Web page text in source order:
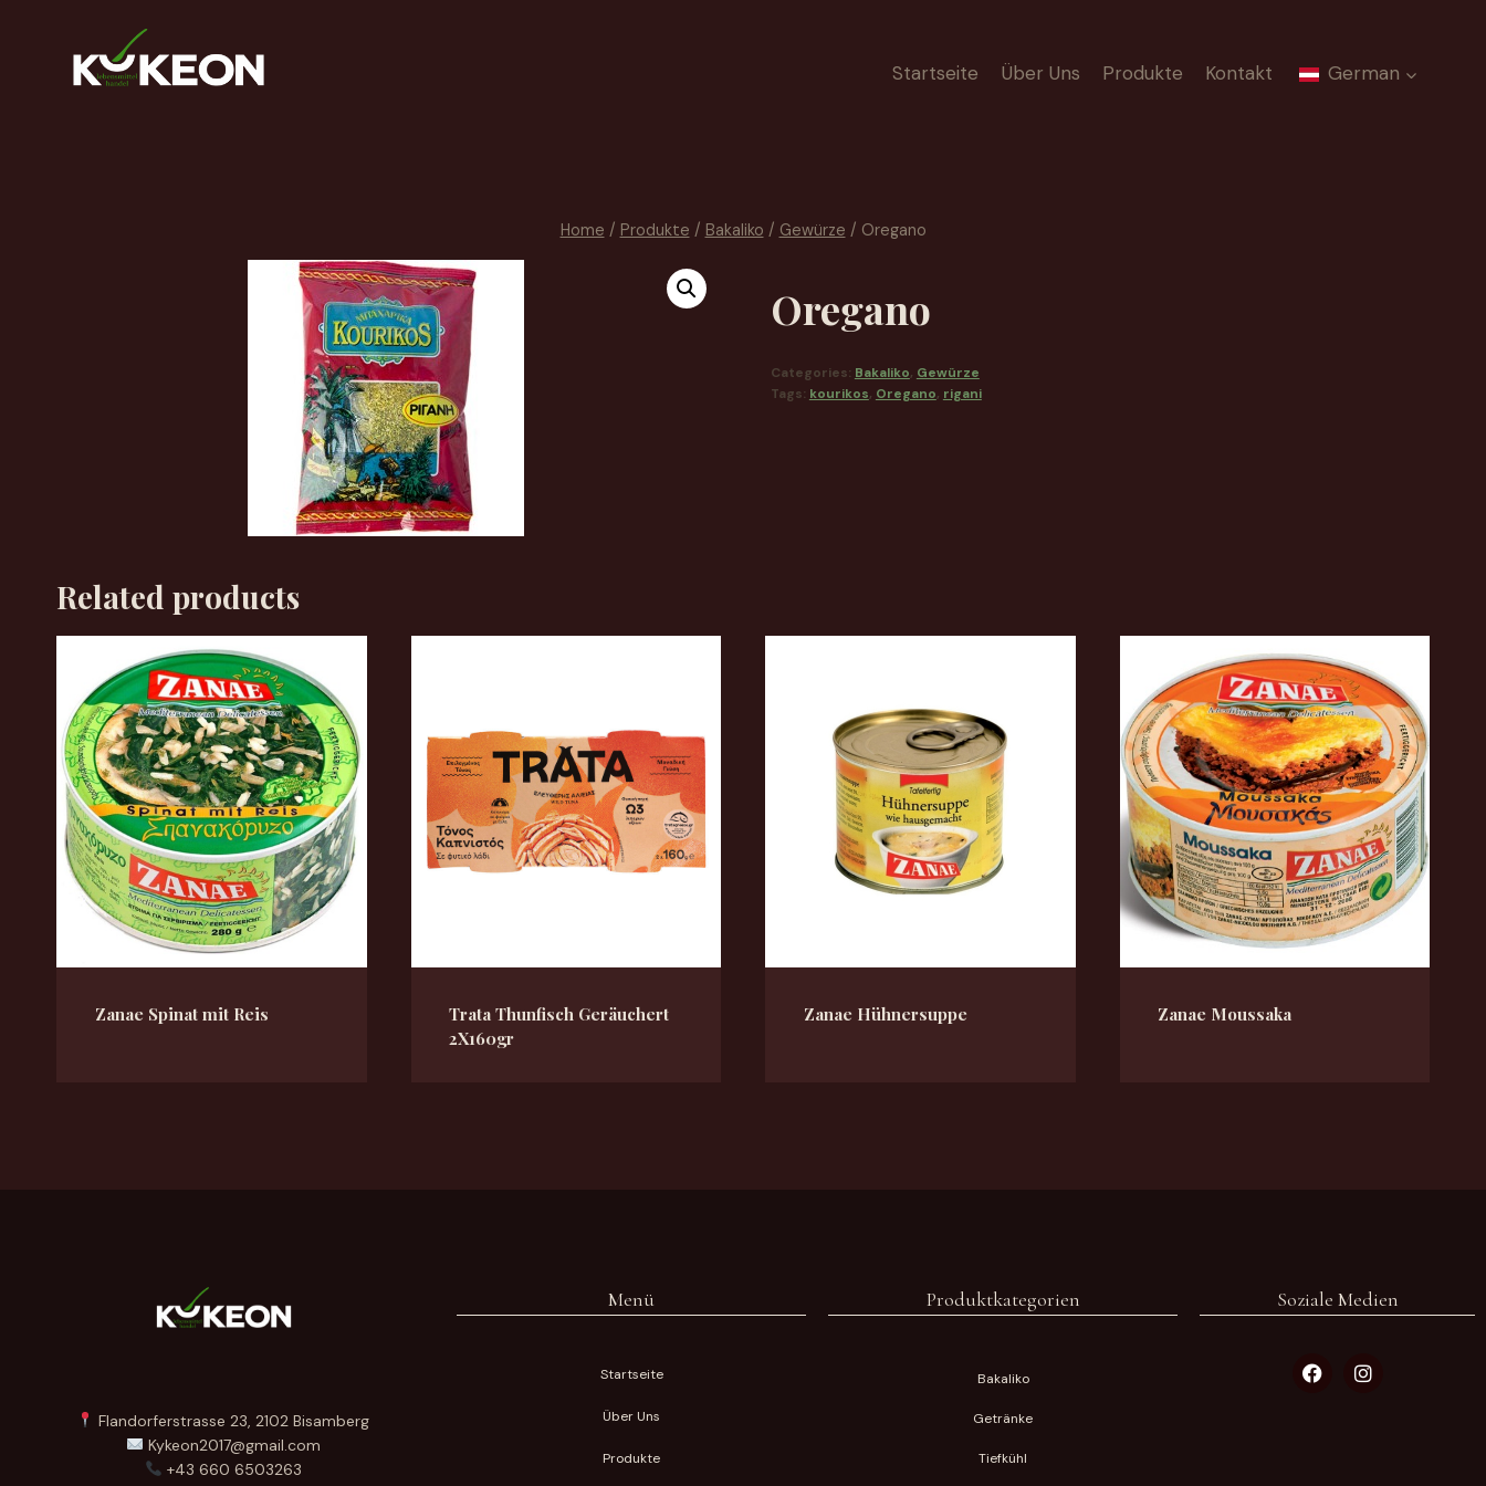
Startseite Über Uns Produkte Kontakt German
Home / Produkte / Bakaliko / Gewürze / Oregano
Oregano
Categories: Bakaliko, Gewürze
Tags: kourikos, Oregano, rigani
Related products
Zanae Spinat mit Reis
Trata Thunfisch Geräuchert
2X160gr
Zanae Hühnersuppe Zanae Moussaka
Flandorferstrasse 23, 2102 Bisamberg
Kykeon2017@gmail.com
+43 660 6503263
Menü
Startseite
Über Uns
Produkte
Produktkategorien
Bakaliko
Getränke
Tiefkühl
Soziale Medien